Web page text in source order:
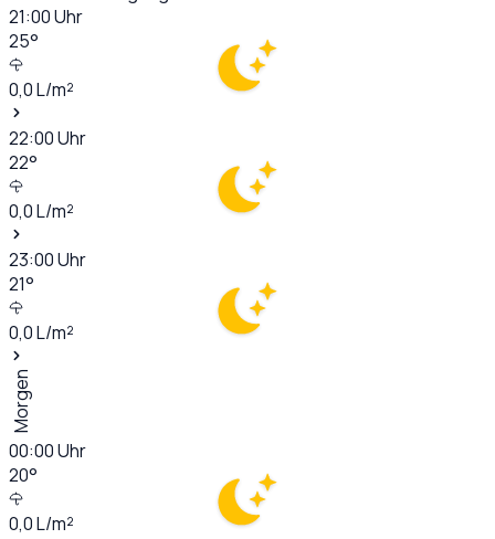
21:00Uhr
25°
0,0L/m²
22:00Uhr
22°
0,0L/m²
23:00Uhr
21°
0,0L/m²
Morgen
00:00Uhr
20°
0,0L/m²